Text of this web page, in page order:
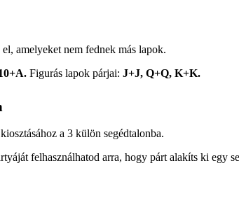
amelyeket nem fednek más lapok.
Figurás lapok párjai: J+J, Q+Q, K+K.
a 3 külön segédtalonba.
felhasználhatod arra, hogy párt alakíts ki egy